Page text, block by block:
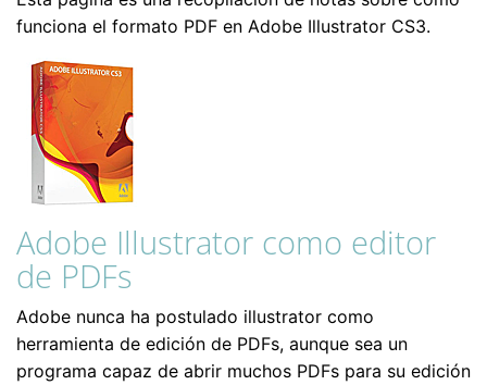
funciona el formato PDF en Adobe Illustrator CS3.
Adobe Illustrator como editor
de PDFs
Adobe nunca ha postulado illustrator como
herramienta de edición de PDFs, aunque sea un
programa capaz de abrir muchos PDFs para su edición